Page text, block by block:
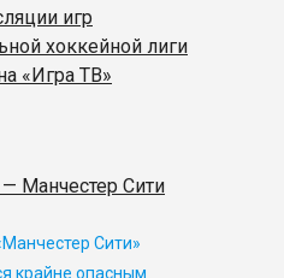
игр
хоккейной лиги
«Игра ТВ»
Манчестер Сити
Сити»
крайне опасным